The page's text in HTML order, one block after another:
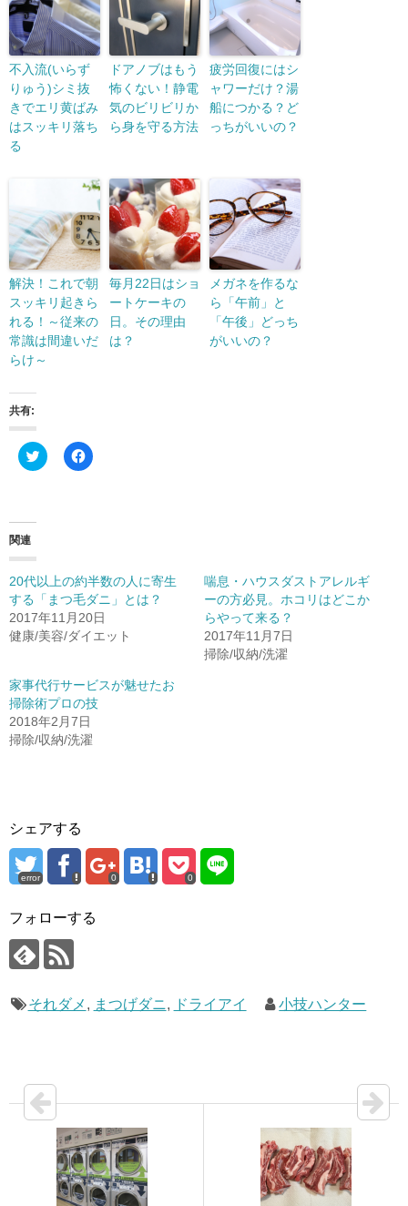
不入流(いらず
りゅう)シミ抜
きでエリ黄ばみ
はスッキリ落ち
る
ドアノブはもう
怖くない！静電
気のビリビリか
ら身を守る方法
疲労回復にはシ
ャワーだけ？湯
船につかる？ど
っちがいいの？
解決！これで朝
スッキリ起きら
れる！～従来の
常識は間違いだ
らけ～
毎月22日はショ
ートケーキの
日。その理由
は？
メガネを作るな
ら「午前」と
「午後」どっち
がいいの？
共有:
ク
リ
e
r
で
共
有
(
い
ウ
ィ
ン
ド
ウ
で
F
a
有
す
る
に
は
ク
リ
し
て
く
だ
さ
い
(
ウ
で
開
き
)
関連
20代以上の約半数の人に寄生
する「まつ毛ダニ」とは？
2017年11月20日
健康/美容/ダイエット
喘息・ハウスダストアレルギ
ーの方必見。ホコリはどこか
らやって来る？
2017年11月7日
掃除/収納/洗濯
家事代行サービスが魅せたお
掃除術プロの技
2018年2月7日
掃除/収納/洗濯
シェアする
error 0 0
フォローする
それダメ , まつげダニ, ドライアイ 小技ハンター